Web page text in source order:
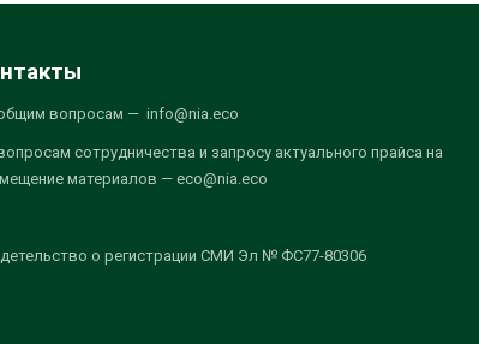
вопросам — info@nia.eco
сотрудничества и запросу актуального прайса на
материалов — eco@nia.eco
о регистрации СМИ Эл № ФС77-80306